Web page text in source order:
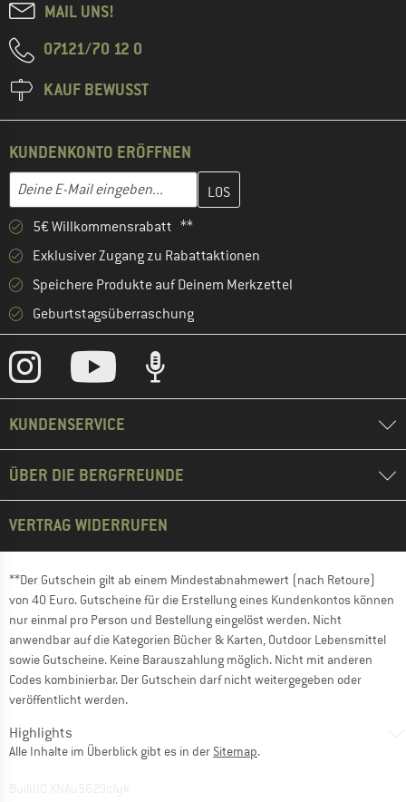
MAIL UNS!
07121/70 12 0
KAUF BEWUSST
KUNDENKONTO ERÖFFNEN
E-Mail-Adresse
Gib hier deine E-Mail-Adresse ein und erstelle im nächsten
5€ Willkommensrabatt **
Exklusiver Zugang zu Rabattaktionen
Speichere Produkte auf Deinem Merkzettel
Geburtstagsüberraschung
KUNDENSERVICE
ÜBER DIE BERGFREUNDE
VERTRAG WIDERRUFEN
**Der Gutschein gilt ab einem Mindestabnahmewert (nach Retoure)
von 40 Euro. Gutscheine für die Erstellung eines Kundenkontos können
nur einmal pro Person und Bestellung eingelöst werden. Nicht
anwendbar auf die Kategorien Bücher & Karten, Outdoor Lebensmittel
sowie Gutscheine. Keine Barauszahlung möglich. Nicht mit anderen
Codes kombinierbar. Der Gutschein darf nicht weitergegeben oder
veröffentlicht werden.
Highlights
Alle Inhalte im Überblick gibt es in der Sitemap.